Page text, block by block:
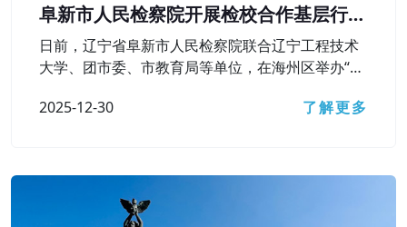
阜新市人民检察院开展检校合作基层行活
动
日前，辽宁省阜新市人民检察院联合辽宁工程技术
大学、团市委、市教育局等单位，在海州区举办“弘
动，深入学习贯彻习近平法治思想，检校合作向基
2025-12-30 了解更多